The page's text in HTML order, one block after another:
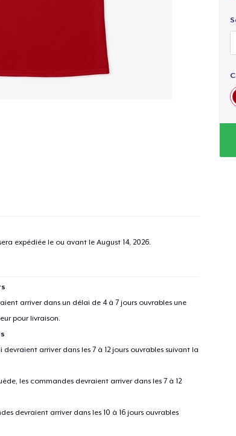
expédiée le ou avant le August 14, 2026.
arriver dans un délai de 4 à 7 jours ouvrables une
pour livraison.
arriver dans les 7 à 12 jours ouvrables suivant la
les commandes devraient arriver dans les 7 à 12
devraient arriver dans les 10 à 16 jours ouvrables